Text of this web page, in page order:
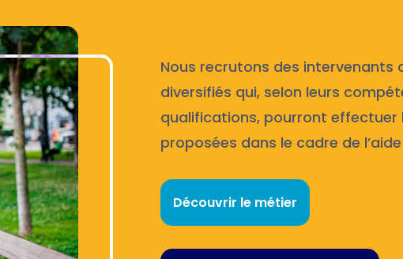
Nous recrutons des intervenants
diversifiés qui, selon leurs
qualifications, pourront
proposées dans le cadre de
Découvrir le métier